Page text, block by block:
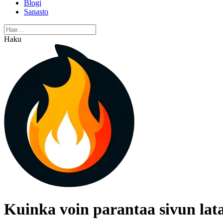
Blogi
Sanasto
Haku
Kuinka voin parantaa sivun